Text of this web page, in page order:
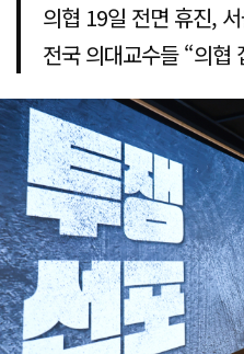
의협 19일 전면 휴진,
전국 의대교수들 “의협